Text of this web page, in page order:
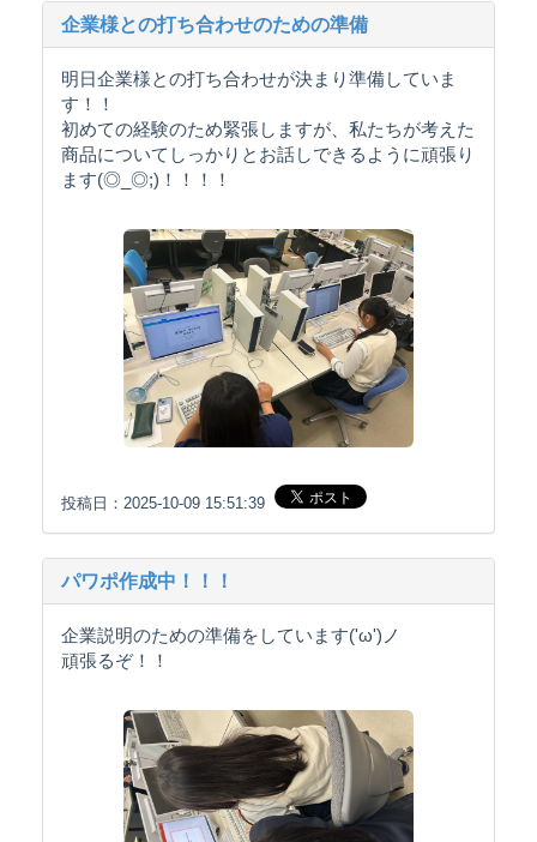
企業様との打ち合わせのための準備
明日企業様との打ち合わせが決まり準備していま
す！！
初めての経験のため緊張しますが、私たちが考えた
商品についてしっかりとお話しできるように頑張り
ます(◎_◎;)！！！！
投稿日：2025-10-09 15:51:39
パワポ作成中！！！
企業説明のための準備をしています('ω')ノ
頑張るぞ！！